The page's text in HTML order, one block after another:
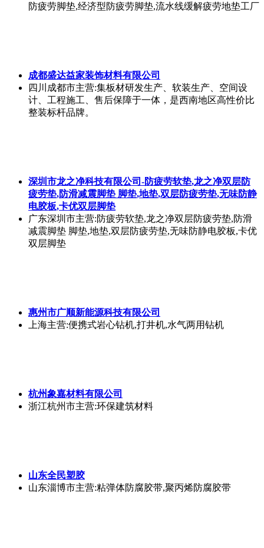
防疲劳脚垫,经济型防疲劳脚垫,流水线缓解疲劳地垫工厂
成都盛达益家装饰材料有限公司
四川成都市主营:集板材研发生产、软装生产、空间设
计、工程施工、售后保障于一体，是西南地区高性价比
整装标杆品牌。
深圳市龙之净科技有限公司-防疲劳软垫,龙之净双层防
疲劳垫,防滑减震脚垫 脚垫,地垫,双层防疲劳垫,无味防静
电胶板,卡优双层脚垫
广东深圳市主营:防疲劳软垫,龙之净双层防疲劳垫,防滑
减震脚垫 脚垫,地垫,双层防疲劳垫,无味防静电胶板,卡优
双层脚垫
惠州市广顺新能源科技有限公司
上海主营:便携式岩心钻机,打井机,水气两用钻机
杭州象嘉材料有限公司
浙江杭州市主营:环保建筑材料
山东全民塑胶
山东淄博市主营:粘弹体防腐胶带,聚丙烯防腐胶带